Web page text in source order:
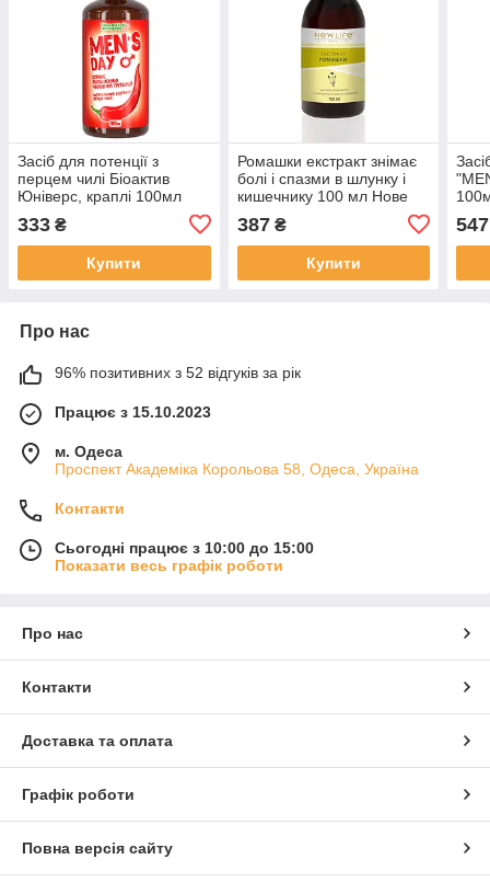
Засіб для потенції з
перцем чилі Біоактив
Юніверс, краплі 100мл
333 ₴
Купити
Ромашки екстракт знімає
болі і спазми в шлунку і
кишечнику 100 мл Нове
387₴
Купити
547
Про нас
96% позитивних з 52 відгуків за рік
Працює з 15.10.2023
м. Одеса
Проспект Академіка Корольова 58, Одеса, Україна
Контакти
Сьогодні працює з 10:00 до 15:00
Показати весь графік роботи
Про нас
Контакти
Доставка та оплата
Графік роботи
Повна версія сайту